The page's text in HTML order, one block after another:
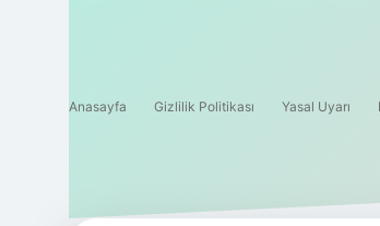
Anasayfa Gizlilik Politikası Yasal Uyarı